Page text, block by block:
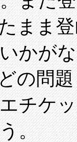
まま
かが
の問
チケ
。